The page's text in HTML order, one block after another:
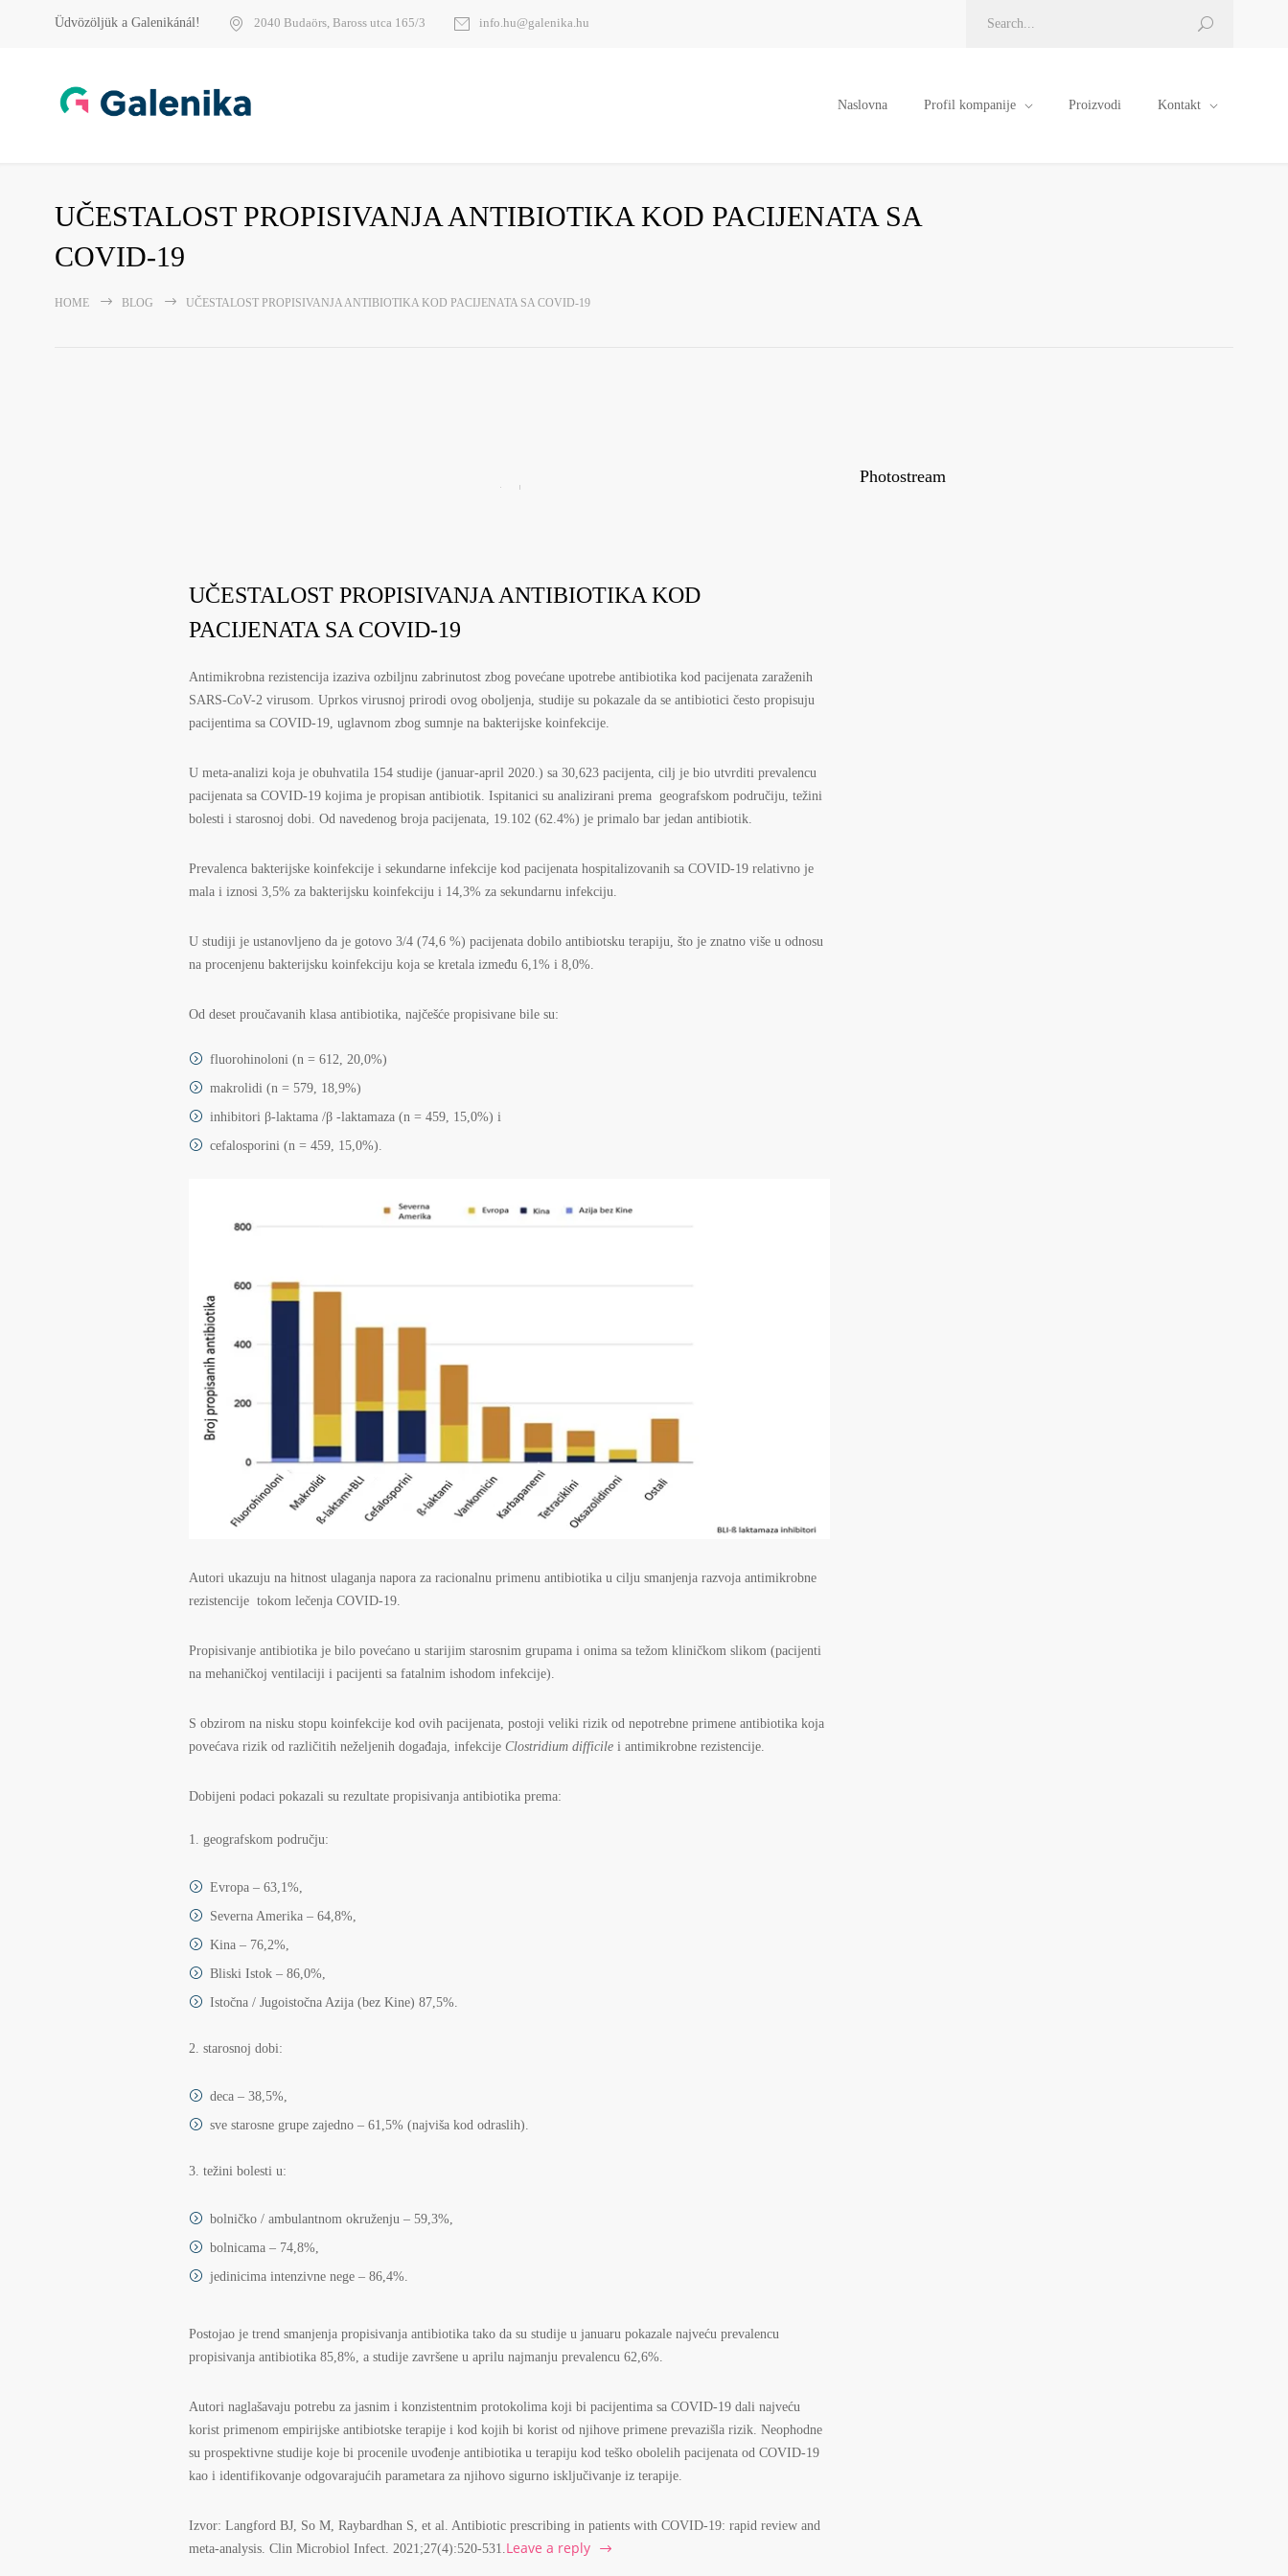
Üdvözöljük a Galenikánál! 2040 Budaörs, Baross utca 165/3 info.hu@galenika.hu
Naslovna Profil kompanije Proizvodi Kontakt
UČESTALOST PROPISIVANJA ANTIBIOTIKA KOD PACIJENATA SA
COVID-19
HOME BLOG UČESTALOST PROPISIVANJA ANTIBIOTIKA KOD PACIJENATA SA COVID-19
UČESTALOST PROPISIVANJA ANTIBIOTIKA KOD
PACIJENATA SA COVID-19
Antimikrobna rezistencija izaziva ozbiljnu zabrinutost zbog povećane upotrebe antibiotika kod pacijenata zaraženih
SARS-CoV-2 virusom. Uprkos virusnoj prirodi ovog oboljenja, studije su pokazale da se antibiotici često propisuju
pacijentima sa COVID-19, uglavnom zbog sumnje na bakterijske koinfekcije.
U meta-analizi koja je obuhvatila 154 studije (januar-april 2020.) sa 30,623 pacijenta, cilj je bio utvrditi prevalencu
pacijenata sa COVID-19 kojima je propisan antibiotik. Ispitanici su analizirani prema geografskom područiju, težini
bolesti i starosnoj dobi. Od navedenog broja pacijenata, 19.102 (62.4%) je primalo bar jedan antibiotik.
Prevalenca bakterijske koinfekcije i sekundarne infekcije kod pacijenata hospitalizovanih sa COVID-19 relativno je
mala i iznosi 3,5% za bakterijsku koinfekciju i 14,3% za sekundarnu infekciju.
U studiji je ustanovljeno da je gotovo 3/4 (74,6 %) pacijenata dobilo antibiotsku terapiju, što je znatno više u odnosu
na procenjenu bakterijsku koinfekciju koja se kretala između 6,1% i 8,0%.
Od deset proučavanih klasa antibiotika, najčešće propisivane bile su:
fluorohinoloni (n = 612, 20,0%)
makrolidi (n = 579, 18,9%)
inhibitori β-laktama /β -laktamaza (n = 459, 15,0%) i
cefalosporini (n = 459, 15,0%).
Autori ukazuju na hitnost ulaganja napora za racionalnu primenu antibiotika u cilju smanjenja razvoja antimikrobne
rezistencije tokom lečenja COVID-19.
Propisivanje antibiotika je bilo povećano u starijim starosnim grupama i onima sa težom kliničkom slikom (pacijenti
na mehaničkoj ventilaciji i pacijenti sa fatalnim ishodom infekcije).
S obzirom na nisku stopu koinfekcije kod ovih pacijenata, postoji veliki rizik od nepotrebne primene antibiotika koja
povećava rizik od različitih neželjenih događaja, infekcije Clostridium difficile i antimikrobne rezistencije.
Dobijeni podaci pokazali su rezultate propisivanja antibiotika prema:
geografskom području:
Evropa – 63,1%,
Severna Amerika – 64,8%,
Kina – 76,2%,
Bliski Istok – 86,0%,
Istočna / Jugoistočna Azija (bez Kine) 87,5%.
starosnoj dobi:
deca – 38,5%,
sve starosne grupe zajedno – 61,5% (najviša kod odraslih).
težini bolesti u:
bolničko / ambulantnom okruženju – 59,3%,
bolnicama – 74,8%,
jedinicima intenzivne nege – 86,4%.
Postojao je trend smanjenja propisivanja antibiotika tako da su studije u januaru pokazale najveću prevalencu
propisivanja antibiotika 85,8%, a studije završene u aprilu najmanju prevalencu 62,6%.
Autori naglašavaju potrebu za jasnim i konzistentnim protokolima koji bi pacijentima sa COVID-19 dali najveću
korist primenom empirijske antibiotske terapije i kod kojih bi korist od njihove primene prevazišla rizik. Neophodne
su prospektivne studije koje bi procenile uvođenje antibiotika u terapiju kod teško obolelih pacijenata od COVID-19
kao i identifikovanje odgovarajućih parametara za njihovo sigurno isključivanje iz terapije.
Izvor: Langford BJ, So M, Raybardhan S, et al. Antibiotic prescribing in patients with COVID-19: rapid review and
meta-analysis. Clin Microbiol Infect. 2021;27(4):520-531.Leave a reply
Photostream